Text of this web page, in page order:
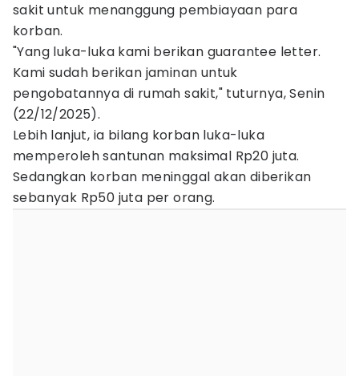
sakit untuk menanggung pembiayaan para
korban.
"Yang luka-luka kami berikan guarantee letter.
Kami sudah berikan jaminan untuk
pengobatannya di rumah sakit," tuturnya, Senin
(22/12/2025).
Lebih lanjut, ia bilang korban luka-luka
memperoleh santunan maksimal Rp20 juta.
Sedangkan korban meninggal akan diberikan
sebanyak Rp50 juta per orang.